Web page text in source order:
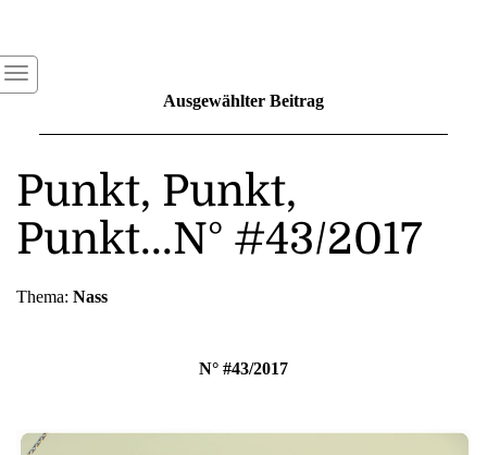
Ausgewählter Beitrag
Punkt, Punkt,
Punkt...N° #43/2017
Thema: Nass
N° #43/2017